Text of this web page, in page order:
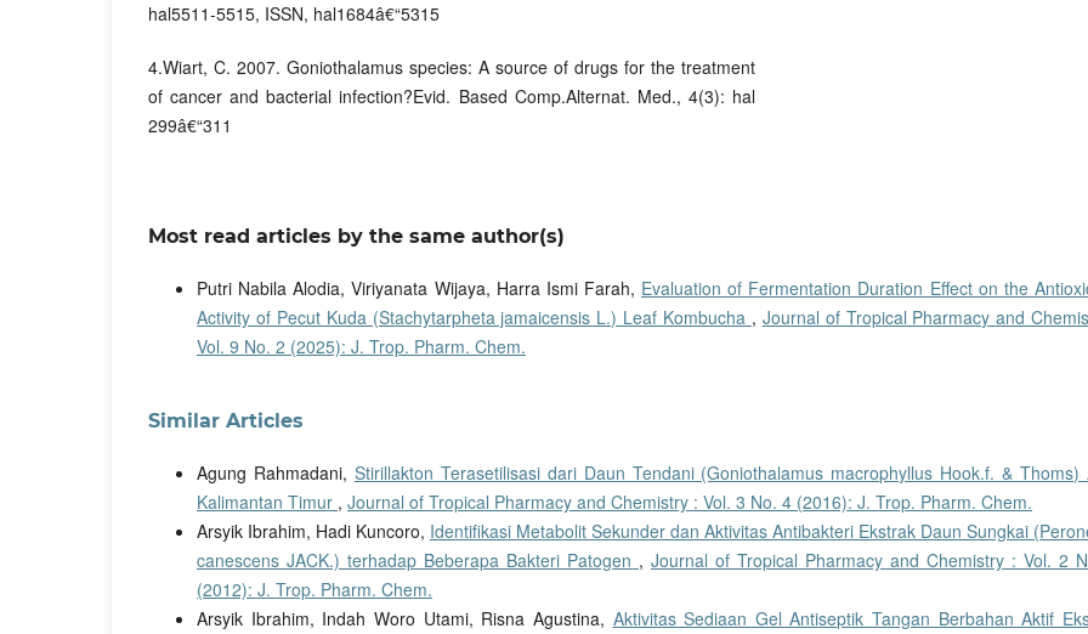
hal5511-5515, ISSN, hal1684â€“5315
4.Wiart, C. 2007. Goniothalamus species: A source of drugs for the treatment
of cancer and bacterial infection?Evid. Based Comp.Alternat. Med., 4(3): hal
299â€“311
Most read articles by the same author(s)
Putri Nabila Alodia, Viriyanata Wijaya, Harra Ismi Farah, Evaluation of Fermentation Duration Effect on the
Activity of Pecut Kuda (Stachytarpheta jamaicensis L.) Leaf Kombucha , Journal of Tropical Pharmacy and
Vol. 9 No. 2 (2025): J. Trop. Pharm. Chem.
Similar Articles
Agung Rahmadani, Stirillakton Terasetilisasi dari Daun Tendani (Goniothalamus macrophyllus Hook.f. & Thoms)
Kalimantan Timur , Journal of Tropical Pharmacy and Chemistry : Vol. 3 No. 4 (2016): J. Trop. Pharm. Chem.
Arsyik Ibrahim, Hadi Kuncoro, Identifikasi Metabolit Sekunder dan Aktivitas Antibakteri Ekstrak Daun Sungkai
canescens JACK.) terhadap Beberapa Bakteri Patogen , Journal of Tropical Pharmacy and Chemistry : Vol. 2
(2012): J. Trop. Pharm. Chem.
Arsyik Ibrahim, Indah Woro Utami, Risna Agustina, Aktivitas Sediaan Gel Antiseptik Tangan Berbahan Aktif